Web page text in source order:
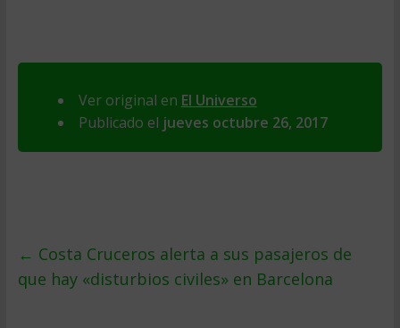
Ver original en El Universo
Publicado el jueves octubre 26, 2017
← Costa Cruceros alerta a sus pasajeros de
que hay «disturbios civiles» en Barcelona